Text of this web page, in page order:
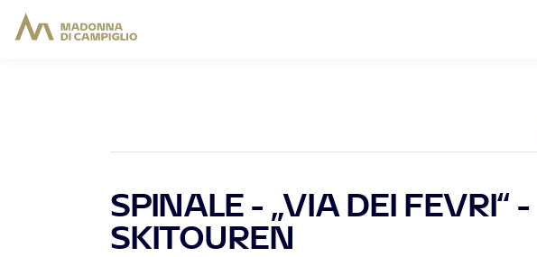
SPINALE - „VIA DEI FEVRI“ -
SKITOUREN